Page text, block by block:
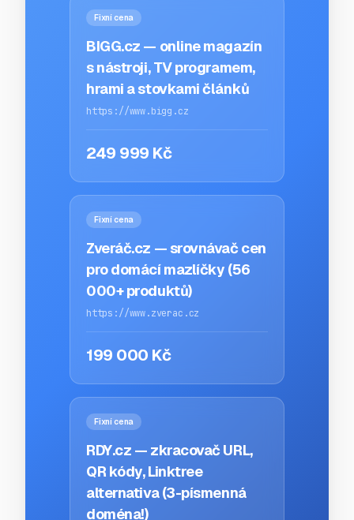
Fixní cena
BIGG.cz — online magazín
s nástroji, TV programem,
hrami a stovkami článků
https://www.bigg.cz
249 999 Kč
Fixní cena
Zveráč.cz — srovnávač cen
pro domácí mazlíčky (56
000+ produktů)
https://www.zverac.cz
199 000 Kč
Fixní cena
RDY.cz — zkracovač URL,
QR kódy, Linktree
alternativa (3-písmenná
doména!)